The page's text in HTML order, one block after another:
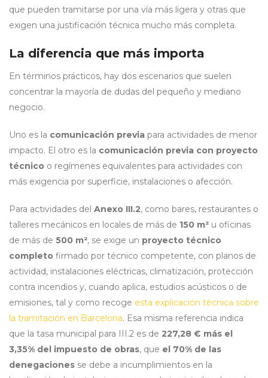
que pueden tramitarse por una vía más ligera y otras que
exigen una justificación técnica mucho más completa.
La diferencia que más importa
En términos prácticos, hay dos escenarios que suelen
concentrar la mayoría de dudas del pequeño y mediano
negocio.
Uno es la comunicación previa para actividades de menor
impacto. El otro es la comunicación previa con proyecto
técnico o regímenes equivalentes para actividades con
más exigencia por superficie, instalaciones o afección.
Para actividades del Anexo III.2, como bares, restaurantes o
talleres mecánicos en locales de más de 150 m² u oficinas
de más de 500 m², se exige un proyecto técnico
completo firmado por técnico competente, con planos de
actividad, instalaciones eléctricas, climatización, protección
contra incendios y, cuando aplica, estudios acústicos o de
emisiones, tal y como recoge esta explicación técnica sobre
la tramitación en Barcelona. Esa misma referencia indica
que la tasa municipal para III.2 es de 227,28 € más el
3,35% del impuesto de obras, que el 70% de las
denegaciones se debe a incumplimientos en la